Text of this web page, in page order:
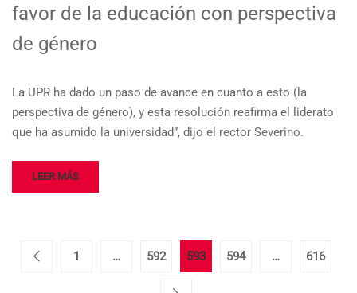
favor de la educación con perspectiva
de género
La UPR ha dado un paso de avance en cuanto a esto (la
perspectiva de género), y esta resolución reafirma el liderato
que ha asumido la universidad”, dijo el rector Severino.
LEER MÁS
1 … 592 593 594 … 616